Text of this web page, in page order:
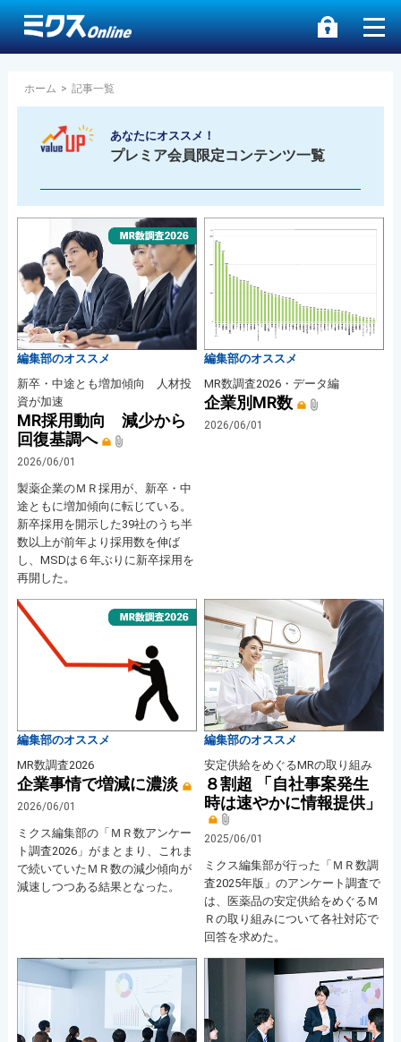
ホーム > 記事一覧
あなたにオススメ！
プレミア会員限定コンテンツ一覧
編集部のオススメ
新卒・中途とも増加傾向 人材投
資が加速
MR採用動向 減少から
回復基調へ
2026/06/01
製薬企業のＭＲ採用が、新卒・中
途ともに増加傾向に転じている。
新卒採用を開示した39社のうち半
数以上が前年より採用数を伸ば
し、MSDは６年ぶりに新卒採用を
再開した。
編集部のオススメ
MR数調査2026・データ編
企業別MR数
2026/06/01
編集部のオススメ
MR数調査2026
企業事情で増減に濃淡
2026/06/01
ミクス編集部の「ＭＲ数アンケー
ト調査2026」がまとまり、これま
で続いていたＭＲ数の減少傾向が
減速しつつある結果となった。
編集部のオススメ
安定供給をめぐるMRの取り組み
８割超 「自社事案発生
時は速やかに情報提供」
2025/06/01
ミクス編集部が行った「ＭＲ数調
査2025年版」のアンケート調査で
は、医薬品の安定供給をめぐるＭ
Ｒの取り組みについて各社対応で
回答を求めた。